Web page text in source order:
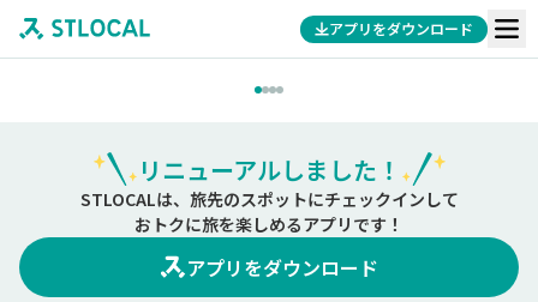
アプリをダウンロード
リニューアルしました！
STLOCALは、旅先のスポットにチェックインして
おトクに旅を楽しめるアプリです！
アプリをダウンロード